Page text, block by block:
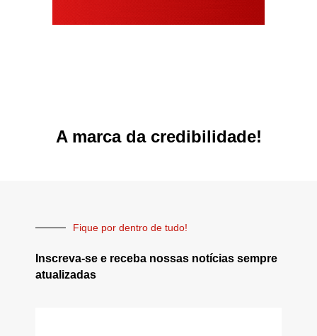
A marca da credibilidade!
Fique por dentro de tudo!
Inscreva-se e receba nossas notícias sempre
atualizadas